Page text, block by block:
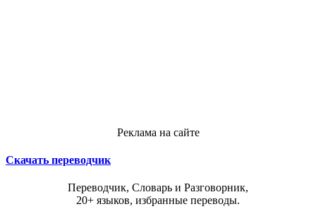
Реклама на сайте
Скачать переводчик
Переводчик, Словарь и Разговорник,
20+ языков, избранные переводы.